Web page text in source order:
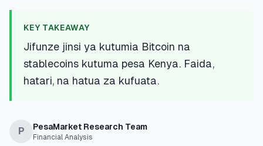
📱Mikopo ya Simu
🏢Mikopo ya Biashara
KEY TAKEAWAY
Jifunze jinsi ya kutumia Bitcoin na
stablecoins kutuma pesa Kenya. Faida,
hatari, na hatua za kufuata.
P PesaMarket Research Team
Financial Analysis